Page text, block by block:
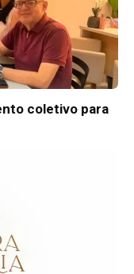
coletivo para